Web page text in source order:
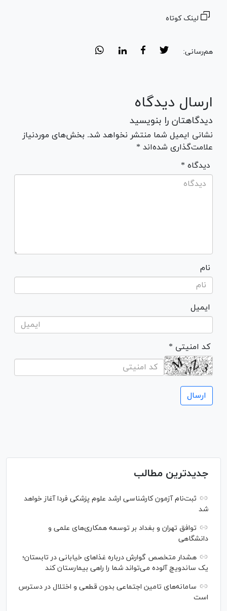
لینک کوتاه
هم‌رسانی:
ارسال دیدگاه
دیدگاهتان را بنویسید
نشانی ایمیل شما منتشر نخواهد شد. بخش‌های موردنیاز
علامت‌گذاری شده‌اند *
* دیدگاه
نام
ایمیل
* کد امنیتی
جدیدترین مطالب
ثبت‌نام آزمون کارشناسی ارشد علوم پزشکی فردا آغاز خواهد
شد
توافق تهران و بغداد بر توسعه همکاری‌های علمی و
دانشگاهی
هشدار متخصص گوارش درباره غذا‌های خیابانی در تابستان؛
یک ساندویچ آلوده می‌تواند شما را راهی بیمارستان کند
سامانه‌های تامین اجتماعی بدون قطعی و اختلال در دسترس
است